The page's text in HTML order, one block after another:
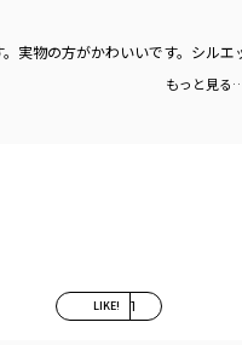
実物の方がかわいいです。シル
もっと見る
LIKE! 1